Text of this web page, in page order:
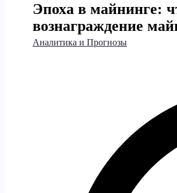
Эпоха в майнинге:
вознаграждение
Аналитика и Прогнозы